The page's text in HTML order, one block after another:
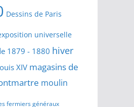
Dessins de Paris
universelle
1879 - 1880 hiver
XIV magasins de
moulin
fermiers généraux